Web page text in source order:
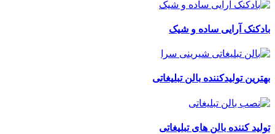
بادکنک آرایی ساده و شیک
بهترین تولیدکننده بالن تبلیغاتی
تولید کننده بالن های تبلیغاتی